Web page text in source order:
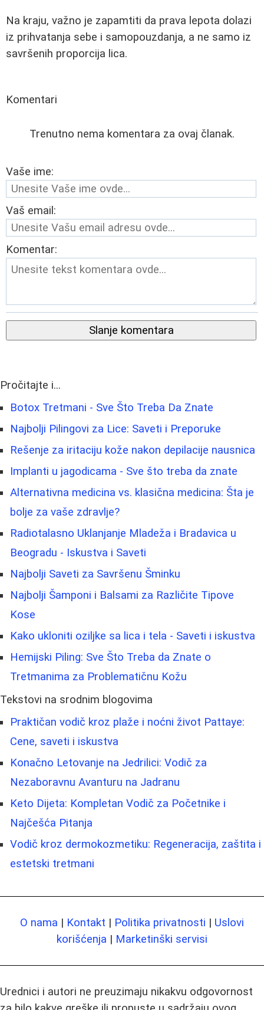
Na kraju, važno je zapamtiti da prava lepota dolazi
iz prihvatanja sebe i samopouzdanja, a ne samo iz
savršenih proporcija lica.
Komentari
Trenutno nema komentara za ovaj članak.
Vaše ime:
Vaš email:
Komentar:
Slanje komentara
Pročitajte i...
Botox Tretmani - Sve Što Treba Da Znate
Najbolji Pilingovi za Lice: Saveti i Preporuke
Rešenje za iritaciju kože nakon depilacije nausnica
Implanti u jagodicama - Sve što treba da znate
Alternativna medicina vs. klasična medicina: Šta je
bolje za vaše zdravlje?
Radiotalasno Uklanjanje Mladeža i Bradavica u
Beogradu - Iskustva i Saveti
Najbolji Saveti za Savršenu Šminku
Najbolji Šamponi i Balsami za Različite Tipove
Kose
Kako ukloniti oziljke sa lica i tela - Saveti i iskustva
Hemijski Piling: Sve Što Treba da Znate o
Tretmanima za Problematičnu Kožu
Tekstovi na srodnim blogovima
Praktičan vodič kroz plaže i noćni život Pattaye:
Cene, saveti i iskustva
Konačno Letovanje na Jedrilici: Vodič za
Nezaboravnu Avanturu na Jadranu
Keto Dijeta: Kompletan Vodič za Početnike i
Najčešća Pitanja
Vodič kroz dermokozmetiku: Regeneracija, zaštita i
estetski tretmani
O nama | Kontakt | Politika privatnosti | Uslovi
korišćenja | Marketinški servisi
Urednici i autori ne preuzimaju nikakvu odgovornost